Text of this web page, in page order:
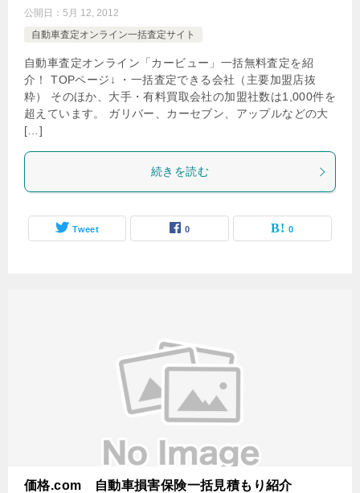
公開日： 5月 12, 2012
自動車査定オンライン一括査定サイト
自動車査定オンライン「カービュー」一括無料査定を紹
介！ TOPページ↓ ・一括査定できる会社（主要加盟店抜
粋） そのほか、大手・有料買取会社の加盟社数は1,000件を
超えています。 ガリバー、カーセブン、アップルなどの大
[…]
続きを読む
Tweet 0 0
価格.com 自動車損害保険一括見積もり紹介